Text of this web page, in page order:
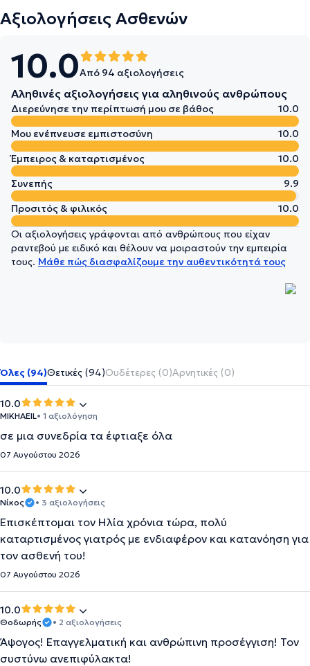
Αξιολογήσεις Ασθενών
10.0Από 94 αξιολογήσεις
Αληθινές αξιολογήσεις για αληθινούς ανθρώπους
Διερεύνησε την περίπτωσή μου σε βάθος
10.0
Μου ενέπνευσε εμπιστοσύνη
10.0
Έμπειρος & καταρτισμένος
10.0
Συνεπής
9.9
Προσιτός & φιλικός
10.0
Οι αξιολογήσεις γράφονται από ανθρώπους που είχαν
ραντεβού με ειδικό και θέλουν να μοιραστούν την εμπειρία
τους. Μάθε πώς διασφαλίζουμε την αυθεντικότητά τους
Όλες (94)Θετικές (94)Ουδέτερες (0)Αρνητικές (0)
10.0
MIKHAEIL• 1 αξιολόγηση
σε μια συνεδρία τα έφτιαξε όλα
07 Αυγούστου 2026
10.0
Νίκος • 3 αξιολογήσεις
Επισκέπτομαι τον Ηλία χρόνια τώρα, πολύ
καταρτισμένος γιατρός με ενδιαφέρον και κατανόηση για
τον ασθενή του!
07 Αυγούστου 2026
10.0
Θοδωρής • 2 αξιολογήσεις
Άψογος! Επαγγελματική και ανθρώπινη προσέγγιση! Τον
συστύνω ανεπιφύλακτα!